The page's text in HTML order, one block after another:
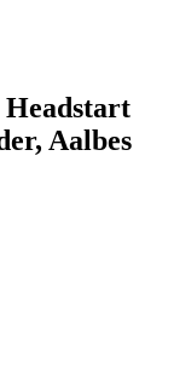
Headstart
Aalbes